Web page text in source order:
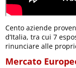
Cento aziende
d’Italia, tra cui 7
rinunciare alle
Mercato